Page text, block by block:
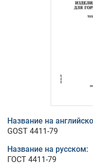
Название на
GOST 4411-79
Название на русском:
ГОСТ 4411-79